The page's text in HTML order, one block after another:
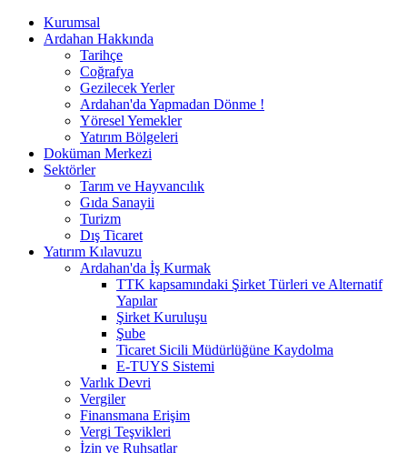
Kurumsal
Ardahan Hakkında
Tarihçe
Coğrafya
Gezilecek Yerler
Ardahan'da Yapmadan Dönme !
Yöresel Yemekler
Yatırım Bölgeleri
Doküman Merkezi
Sektörler
Tarım ve Hayvancılık
Gıda Sanayii
Turizm
Dış Ticaret
Yatırım Kılavuzu
Ardahan'da İş Kurmak
TTK kapsamındaki Şirket Türleri ve Alternatif
Yapılar
Şirket Kuruluşu
Şube
Ticaret Sicili Müdürlüğüne Kaydolma
E-TUYS Sistemi
Varlık Devri
Vergiler
Finansmana Erişim
Vergi Teşvikleri
İzin ve Ruhsatlar